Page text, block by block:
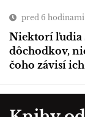
pred 6 hodinami
Niektorí ľudia
dôchodkov,
čoho závisí ich